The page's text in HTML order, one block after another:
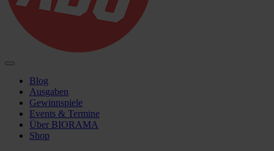
Blog
Ausgaben
Gewinnspiele
Events & Termine
Über BIORAMA
Shop